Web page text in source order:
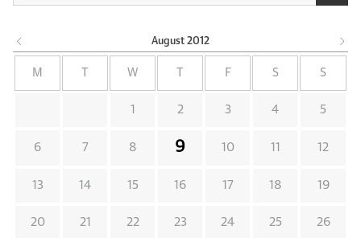
August 2012
M W F S S
1 2 3 4 5
6 7 8 9 10 11 12
13 14 15 16 17 18 19
20 21 22 23 24 25 26